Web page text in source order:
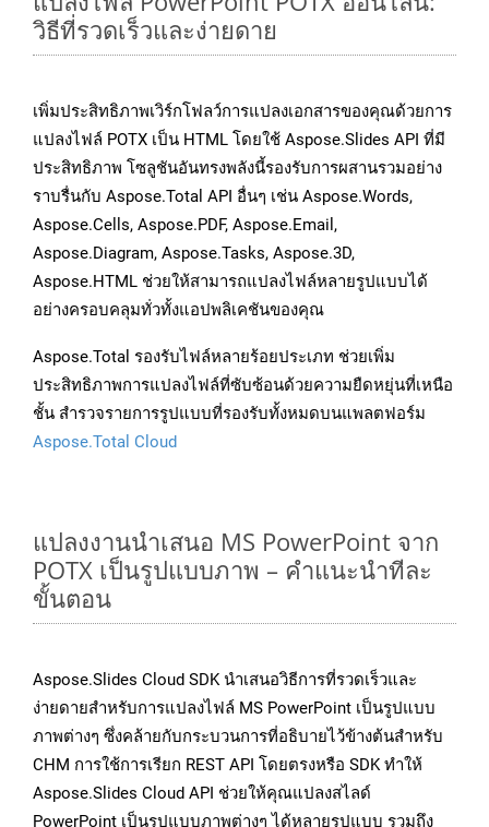
วิธีที่รวดเร็วและง่ายดาย
เพิ่มประสิทธิภาพเวิร์กโฟลว์การแปลงเอกสารของคุณด้วยการ
แปลงไฟล์ POTX เป็น HTML โดยใช้ Aspose.Slides API ที่มี
ประสิทธิภาพ โซลูชันอันทรงพลังนี้รองรับการผสานรวมอย่าง
ราบรื่นกับ Aspose.Total API อื่นๆ เช่น Aspose.Words,
Aspose.Cells, Aspose.PDF, Aspose.Email,
Aspose.Diagram, Aspose.Tasks, Aspose.3D,
Aspose.HTML ช่วยให้สามารถแปลงไฟล์หลายรูปแบบได้
อย่างครอบคลุมทั่วทั้งแอปพลิเคชันของคุณ
Aspose.Total รองรับไฟล์หลายร้อยประเภท ช่วยเพิ่ม
ประสิทธิภาพการแปลงไฟล์ที่ซับซ้อนด้วยความยืดหยุ่นที่เหนือ
ชั้น สำรวจรายการรูปแบบที่รองรับทั้งหมดบนแพลตฟอร์ม
Aspose.Total Cloud
แปลงงานนำเสนอ MS PowerPoint จาก
POTX เป็นรูปแบบภาพ – คำแนะนำทีละ
ขั้นตอน
Aspose.Slides Cloud SDK นำเสนอวิธีการที่รวดเร็วและ
ง่ายดายสำหรับการแปลงไฟล์ MS PowerPoint เป็นรูปแบบ
ภาพต่างๆ ซึ่งคล้ายกับกระบวนการที่อธิบายไว้ข้างต้นสำหรับ
CHM การใช้การเรียก REST API โดยตรงหรือ SDK ทำให้
Aspose.Slides Cloud API ช่วยให้คุณแปลงสไลด์
PowerPoint เป็นรูปแบบภาพต่างๆ ได้หลายรูปแบบ รวมถึง